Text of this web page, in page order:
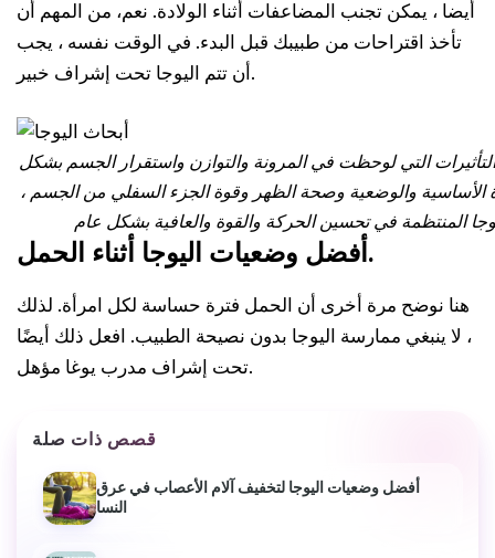
أيضا ، يمكن تجنب المضاعفات أثناء الولادة. نعم، من المهم أن
تأخذ اقتراحات من طبيبك قبل البدء. في الوقت نفسه ، يجب
أن تتم اليوجا تحت إشراف خبير.
التي لوحظت في المرونة والتوازن واستقرار الجسم بشكل
الأساسية والوضعية وصحة الظهر وقوة الجزء السفلي من الجسم ،
أفضل وضعيات اليوجا أثناء الحمل.
هنا نوضح مرة أخرى أن الحمل فترة حساسة لكل امرأة. لذلك
، لا ينبغي ممارسة اليوجا بدون نصيحة الطبيب. افعل ذلك أيضًا
تحت إشراف مدرب يوغا مؤهل.
قصص ذات صلة
أفضل وضعيات اليوجا لتخفيف آلام الأعصاب في عرق
النسا